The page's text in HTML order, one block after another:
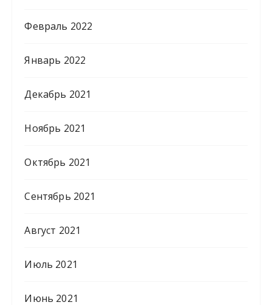
Февраль 2022
Январь 2022
Декабрь 2021
Ноябрь 2021
Октябрь 2021
Сентябрь 2021
Август 2021
Июль 2021
Июнь 2021